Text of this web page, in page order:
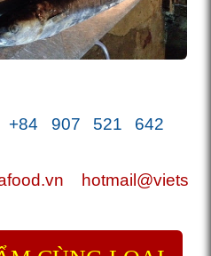
+84 907 521 642